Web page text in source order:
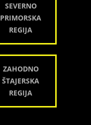
SEVERNO
PRIMORSKA
REGIJA
ZAHODNO
ŠTAJERSKA
REGIJA